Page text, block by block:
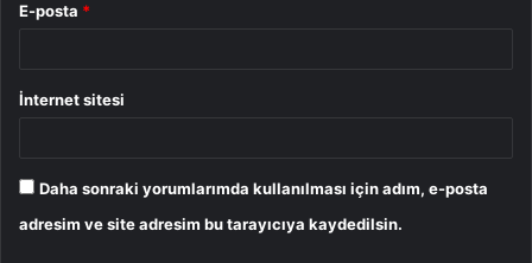
E-posta *
İnternet sitesi
Daha sonraki yorumlarımda kullanılması için adım, e-posta
adresim ve site adresim bu tarayıcıya kaydedilsin.